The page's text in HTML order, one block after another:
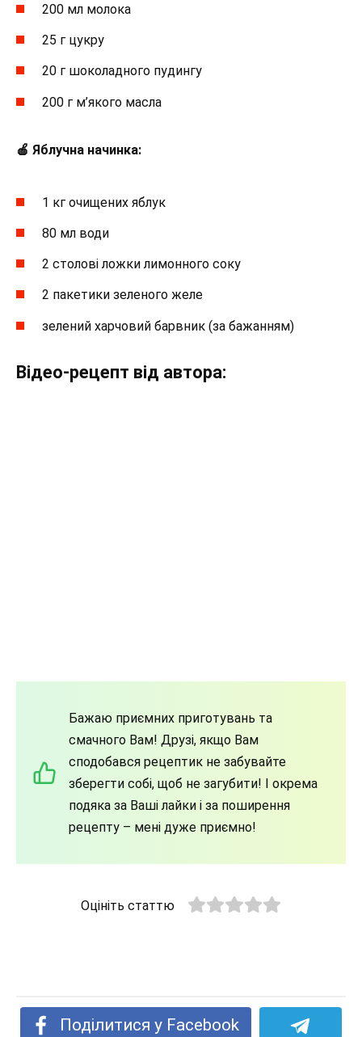
200 мл молока
25 г цукру
20 г шоколадного пудингу
200 г м’якого масла
🍎 Яблучна начинка:
1 кг очищених яблук
80 мл води
2 столові ложки лимонного соку
2 пакетики зеленого желе
зелений харчовий барвник (за бажанням)
Відео-рецепт від автора:
Бажаю приємних приготувань та
смачного Вам! Друзі, якщо Вам
сподобався рецептик не забувайте
зберегти собі, щоб не загубити! І окрема
подяка за Ваші лайки і за поширення
рецепту – мені дуже приємно!
Оцініть статтю
Поділитися у Facebook